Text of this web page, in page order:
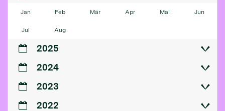
Jan Feb Mär Apr Mai Jun
Jul Aug
2025
2024
2023
2022